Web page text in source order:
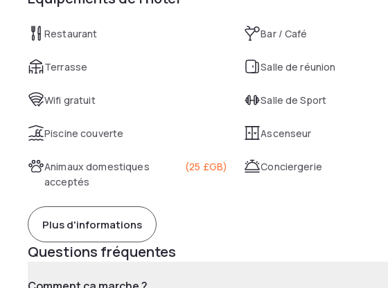
Restaurant Bar / Café
Terrasse Salle de réunion
Wifi gratuit Salle de Sport
Piscine couverte Ascenseur
Animaux domestiques
acceptés
(25 £GB) Conciergerie
Plus d'informations
Questions fréquentes